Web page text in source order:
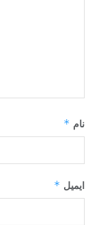
نام *
ایمیل *